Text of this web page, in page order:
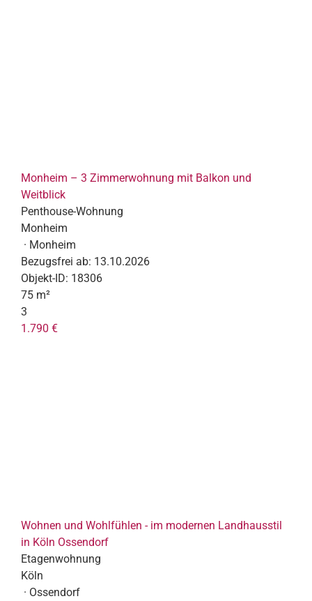
Monheim – 3 Zimmerwohnung mit Balkon und
Weitblick
Penthouse-Wohnung
Monheim
· Monheim
Bezugsfrei ab: 13.10.2026
Objekt-ID: 18306
75 m²
3
1.790 €
Wohnen und Wohlfühlen - im modernen Landhausstil
in Köln Ossendorf
Etagenwohnung
Köln
· Ossendorf